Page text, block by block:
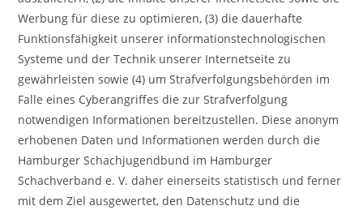
Werbung für diese zu optimieren, (3) die dauerhafte
Funktionsfähigkeit unserer informationstechnologischen
Systeme und der Technik unserer Internetseite zu
gewährleisten sowie (4) um Strafverfolgungsbehörden im
Falle eines Cyberangriffes die zur Strafverfolgung
notwendigen Informationen bereitzustellen. Diese anonym
erhobenen Daten und Informationen werden durch die
Hamburger Schachjugendbund im Hamburger
Schachverband e. V. daher einerseits statistisch und ferner
mit dem Ziel ausgewertet, den Datenschutz und die